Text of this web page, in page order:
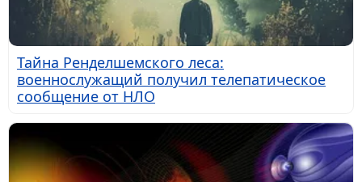
Тайна Ренделшемского леса:
военнослужащий получил телепатическое
сообщение от НЛО